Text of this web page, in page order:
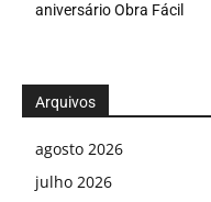
aniversário Obra Fácil
Arquivos
agosto 2026
julho 2026